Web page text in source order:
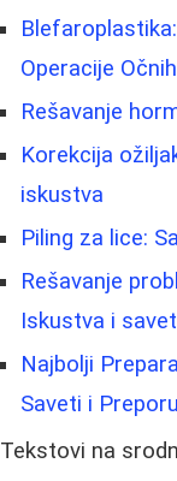
Operacije
Rešavanje
Korekcija
iskustva
Piling za lice:
Rešavanje
Iskustva i
Najbolji
Saveti i
Tekstovi na